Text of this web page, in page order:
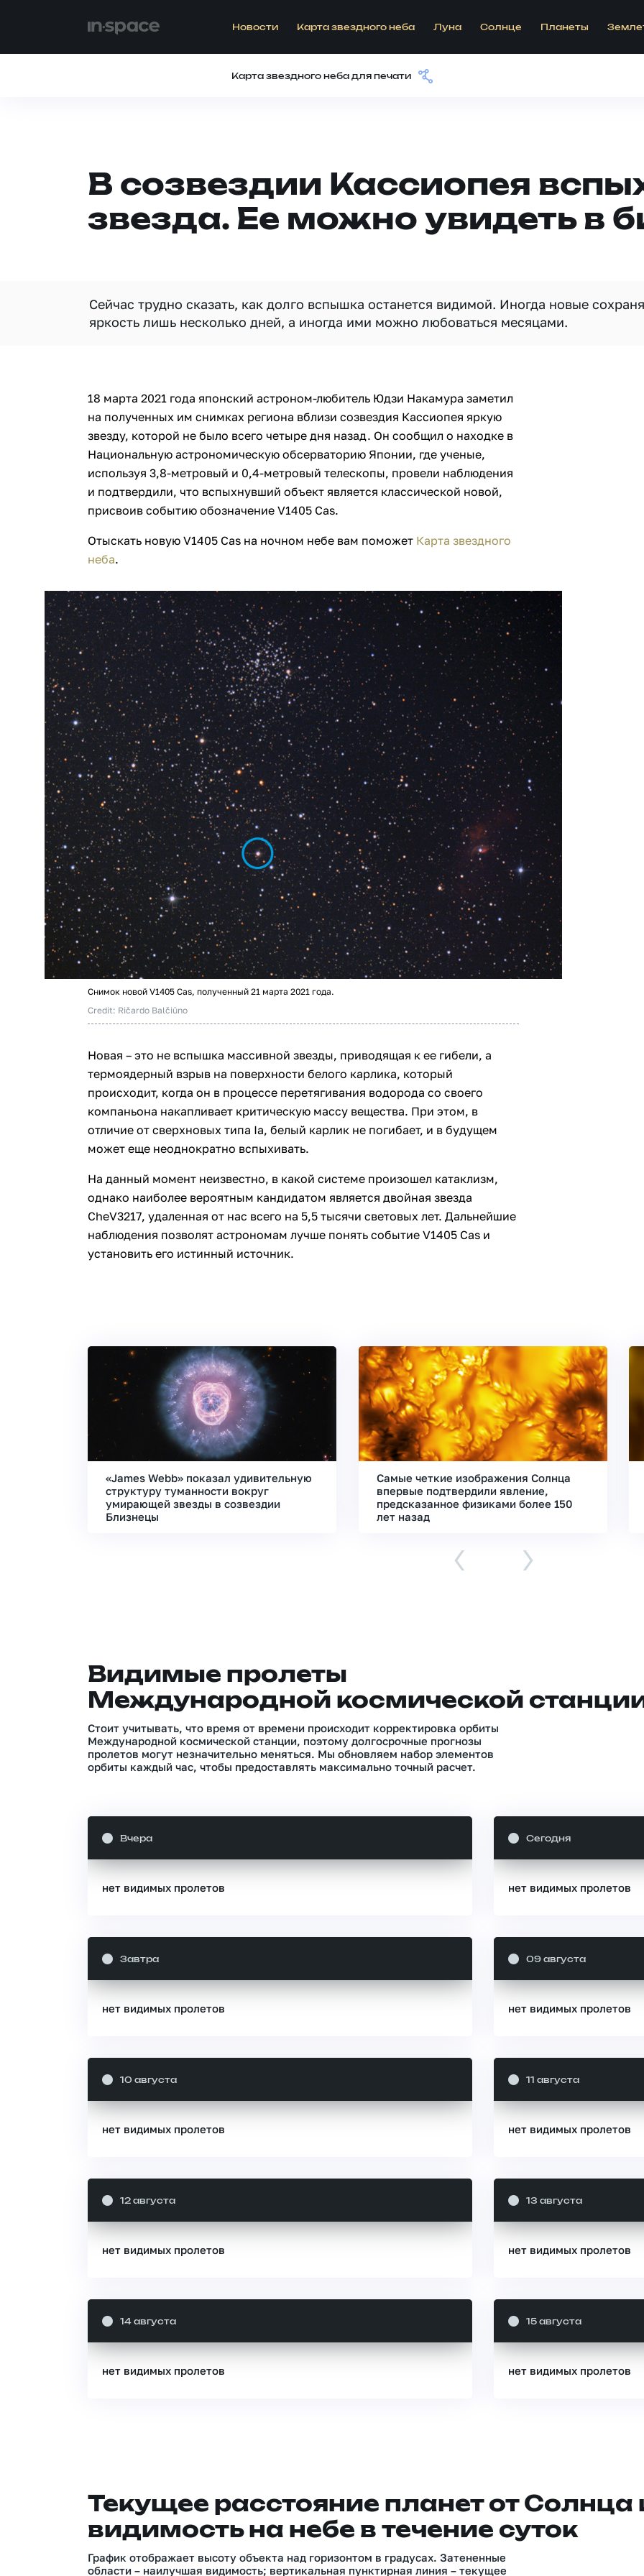
Новости Карта звездного неба Луна Солнце Планеты
Карта звездного неба для печати
В созвездии Кассиопея
звезда. Ее можно увидеть в
Сейчас трудно сказать, как долго вспышка останется видимой. Иногда новые
яркость лишь несколько дней, а иногда ими можно любоваться месяцами.
18 марта 2021 года японский астроном-любитель Юдзи Накамура заметил
на полученных им снимках региона вблизи созвездия Кассиопея яркую
звезду, которой не было всего четыре дня назад. Он сообщил о находке в
Национальную астрономическую обсерваторию Японии, где ученые,
используя 3,8-метровый и 0,4-метровый телескопы, провели наблюдения
и подтвердили, что вспыхнувший объект является классической новой,
присвоив событию обозначение V1405 Cas.
Отыскать новую V1405 Cas на ночном небе вам поможет Карта звездного
неба.
Снимок новой V1405 Cas, полученный 21 марта 2021 года.
Credit: Ričardo Balčiūno
Новая – это не вспышка массивной звезды, приводящая к ее гибели, а
термоядерный взрыв на поверхности белого карлика, который
происходит, когда он в процессе перетягивания водорода со своего
компаньона накапливает критическую массу вещества. При этом, в
отличие от сверхновых типа Ia, белый карлик не погибает, и в будущем
может еще неоднократно вспыхивать.
На данный момент неизвестно, в какой системе произошел катаклизм,
однако наиболее вероятным кандидатом является двойная звезда
CheV3217, удаленная от нас всего на 5,5 тысячи световых лет. Дальнейшие
наблюдения позволят астрономам лучше понять событие V1405 Cas и
установить его истинный источник.
«James Webb» показал удивительную
структуру туманности вокруг
умирающей звезды в созвездии
Близнецы
Самые четкие изображения Солнца
впервые подтвердили явление,
предсказанное физиками более 150
лет назад
‹ ›
Видимые пролеты
Международной космической
Стоит учитывать, что время от времени происходит корректировка орбиты
Международной космической станции, поэтому долгосрочные прогнозы
пролетов могут незначительно меняться. Мы обновляем набор элементов
орбиты каждый час, чтобы предоставлять максимально точный расчет.
Вчера
нет видимых пролетов
Сегодня
нет видимых пролетов
Завтра
нет видимых пролетов
09 августа
нет видимых пролетов
10 августа
нет видимых пролетов
11 августа
нет видимых пролетов
12 августа
нет видимых пролетов
13 августа
нет видимых пролетов
14 августа
нет видимых пролетов
15 августа
нет видимых пролетов
Текущее расстояние планет от Солнца
видимость на небе в течение суток
График отображает высоту объекта над горизонтом в градусах. Затененные
области – наилучшая видимость; вертикальная пунктирная линия – текущее